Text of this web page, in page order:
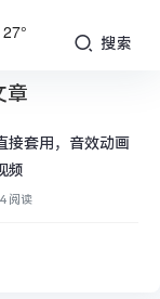
27°
搜索
章
接套用，音效动画
频
阅读